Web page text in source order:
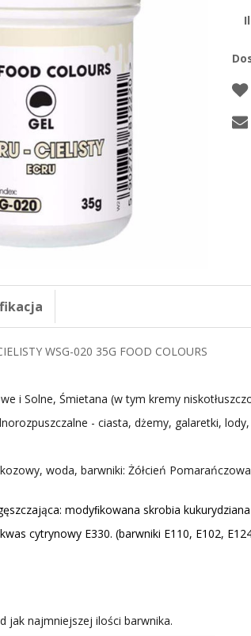
WSG-020 35G FOOD COLOURS
i Solne, Śmietana (w tym kremy
- ciasta, dżemy, galaretki,
woda, barwniki: Żółcień
modyﬁkowana skrobia
cytrynowy E330. (barwniki E110, E102,
jak najmniejszej ilości barwnika.